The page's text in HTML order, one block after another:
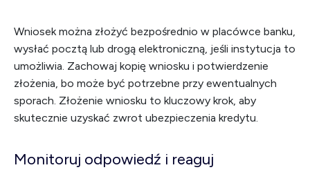
Wniosek można złożyć bezpośrednio w placówce banku,
wysłać pocztą lub drogą elektroniczną, jeśli instytucja to
umożliwia. Zachowaj kopię wniosku i potwierdzenie
złożenia, bo może być potrzebne przy ewentualnych
sporach. Złożenie wniosku to kluczowy krok, aby
skutecznie uzyskać zwrot ubezpieczenia kredytu.
Monitoruj odpowiedź i reaguj